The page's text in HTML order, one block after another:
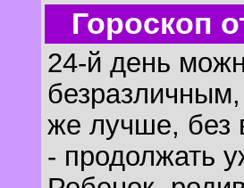
Гороскоп
24-й день
же лучше, без
- продолжать